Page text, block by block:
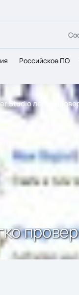
Российское ПО
Studio легко